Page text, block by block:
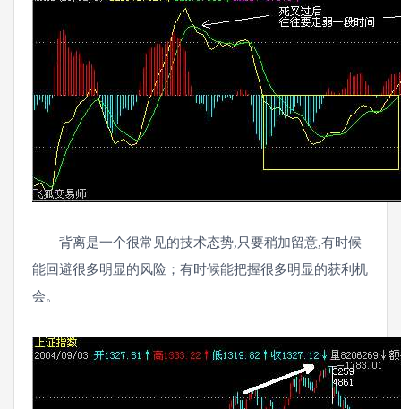
背离是一个很常见的技术态势,只要稍加留意,有时候
能回避很多明显的风险；有时候能把握很多明显的获利机
会。